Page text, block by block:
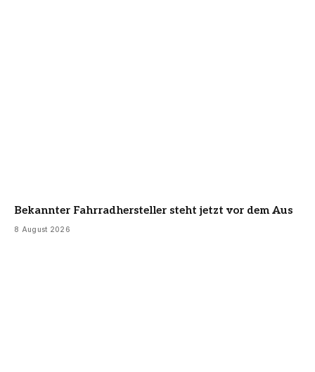
Bekannter Fahrradhersteller steht jetzt vor dem Aus
8 August 2026